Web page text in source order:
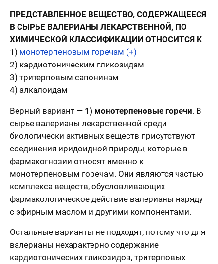
ПРЕДСТАВЛЕННОЕ ВЕЩЕСТВО, СОДЕРЖАЩЕЕСЯ
В СЫРЬЕ ВАЛЕРИАНЫ ЛЕКАРСТВЕННОЙ, ПО
ХИМИЧЕСКОЙ КЛАССИФИКАЦИИ ОТНОСИТСЯ К
1) монотерпеновым горечам (+)
2) кардиотоническим гликозидам
3) тритерповым сапонинам
4) алкалоидам
Верный вариант — 1) монотерпеновые горечи. В
сырье валерианы лекарственной среди
биологически активных веществ присутствуют
соединения иридоидной природы, которые в
фармакогнозии относят именно к
монотерпеновым горечам. Они являются частью
комплекса веществ, обусловливающих
фармакологическое действие валерианы наряду
с эфирным маслом и другими компонентами.
Остальные варианты не подходят, потому что для
валерианы нехарактерно содержание
кардиотонических гликозидов, тритерповых